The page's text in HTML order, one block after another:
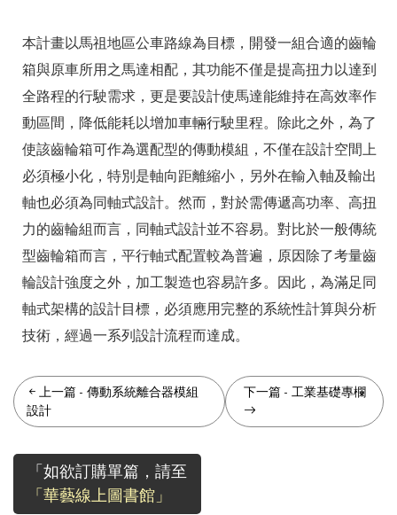
本計畫以馬祖地區公車路線為目標，開發一組合適的齒輪
箱與原車所用之馬達相配，其功能不僅是提高扭力以達到
全路程的行駛需求，更是要設計使馬達能維持在高效率作
動區間，降低能耗以增加車輛行駛里程。除此之外，為了
使該齒輪箱可作為選配型的傳動模組，不僅在設計空間上
必須極小化，特別是軸向距離縮小，另外在輸入軸及輸出
軸也必須為同軸式設計。然而，對於需傳遞高功率、高扭
力的齒輪組而言，同軸式設計並不容易。對比於一般傳統
型齒輪箱而言，平行軸式配置較為普遍，原因除了考量齒
輪設計強度之外，加工製造也容易許多。因此，為滿足同
軸式架構的設計目標，必須應用完整的系統性計算與分析
技術，經過一系列設計流程而達成。
上一篇 - 傳動系統離合器模組
設計
下一篇 -工業基礎專欄
「如欲訂購單篇，請至
「華藝線上圖書館」